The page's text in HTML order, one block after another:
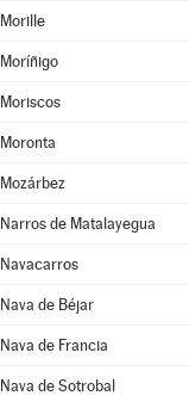
Morille
Moríñigo
Moriscos
Moronta
Mozárbez
Narros de Matalayegua
Navacarros
Nava de Béjar
Nava de Francia
Nava de Sotrobal